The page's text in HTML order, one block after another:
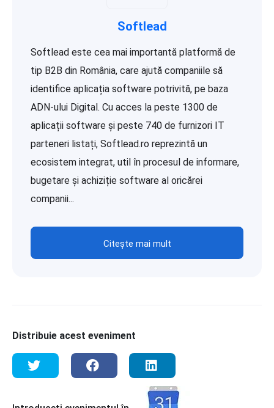
Softlead
Softlead este cea mai importantă platformă de
tip B2B din România, care ajută companiile să
identifice aplicația software potrivită, pe baza
ADN-ului Digital. Cu acces la peste 1300 de
aplicații software și peste 740 de furnizori IT
parteneri listați, Softlead.ro reprezintă un
ecosistem integrat, util în procesul de informare,
bugetare și achiziție software al oricărei
companii...
Citește mai mult
Distribuie acest eveniment